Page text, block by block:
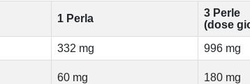
1 Perla
3 Perle
(dose
332 mg
996 mg
60 mg 180 mg